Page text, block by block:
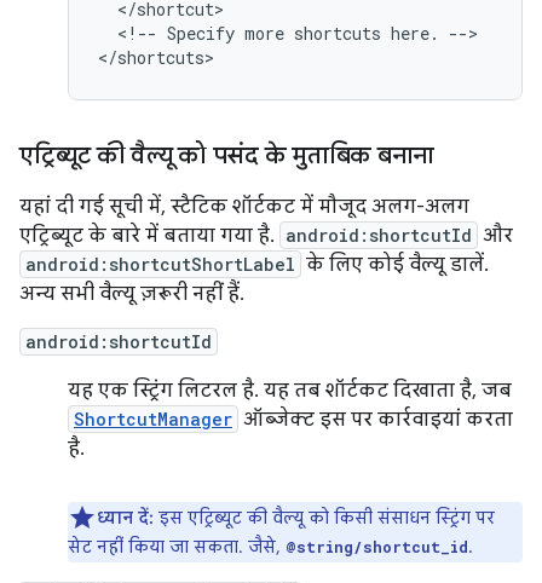
<!-- Specify more shortcuts here.
-->
एट्रिब्यूट की वैल्यू को पसंद के मुताबिक बनाना
यहां दी गई सूची में, स्टैटिक शॉर्टकट में मौजूद अलग-अलग
एट्रिब्यूट के बारे में बताया गया है. android:shortcutId और
android:shortcutShortLabel के लिए कोई वैल्यू डालें.
अन्य सभी वैल्यू ज़रूरी नहीं हैं.
android:shortcutId
यह एक स्ट्रिंग लिटरल है. यह तब शॉर्टकट दिखाता है, जब
ShortcutManager ऑब्जेक्ट इस पर कार्रवाइयां करता
है.
ध्यान दें: इस एट्रिब्यूट की वैल्यू को किसी संसाधन स्ट्रिंग पर
सेट नहीं किया जा सकता. जैसे, @string/shortcut_id.